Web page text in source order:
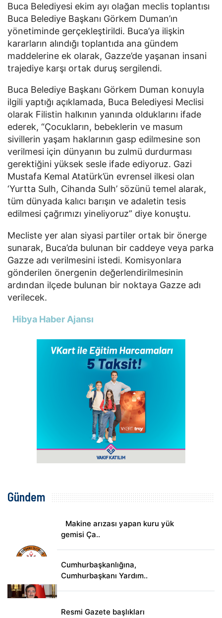
Buca Belediyesi ekim ayı olağan meclis toplantısı
Buca Belediye Başkanı Görkem Duman’ın
yönetiminde gerçekleştirildi. Buca’ya ilişkin
kararların alındığı toplantıda ana gündem
maddelerine ek olarak, Gazze’de yaşanan insani
trajediye karşı ortak duruş sergilendi.
Buca Belediye Başkanı Görkem Duman konuyla
ilgili yaptığı açıklamada, Buca Belediyesi Meclisi
olarak Filistin halkının yanında olduklarını ifade
ederek, “Çocukların, bebeklerin ve masum
sivillerin yaşam haklarının gasp edilmesine son
verilmesi için dünyanın bu zulmü durdurması
gerektiğini yüksek sesle ifade ediyoruz. Gazi
Mustafa Kemal Atatürk’ün evrensel ilkesi olan
‘Yurtta Sulh, Cihanda Sulh’ sözünü temel alarak,
tüm dünyada kalıcı barışın ve adaletin tesis
edilmesi çağrımızı yineliyoruz” diye konuştu.
Mecliste yer alan siyasi partiler ortak bir önerge
sunarak, Buca’da bulunan bir caddeye veya parka
Gazze adı verilmesini istedi. Komisyonlara
gönderilen önergenin değerlendirilmesinin
ardından ilçede bulunan bir noktaya Gazze adı
verilecek.
Hibya Haber Ajansı
Gündem
Makine arızası yapan kuru yük
gemisi Ça..
Cumhurbaşkanlığına,
Cumhurbaşkanı Yardım..
Resmi Gazete başlıkları